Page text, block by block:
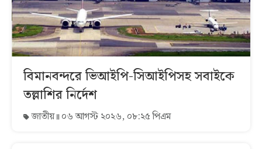
বিমানবন্দরে ভিআইপি-সিআইপিসহ সবাইকে
তল্লাশির নির্দেশ
জাতীয় ০৬ আগস্ট ২০২৬, ০৮:২৫ পিএম